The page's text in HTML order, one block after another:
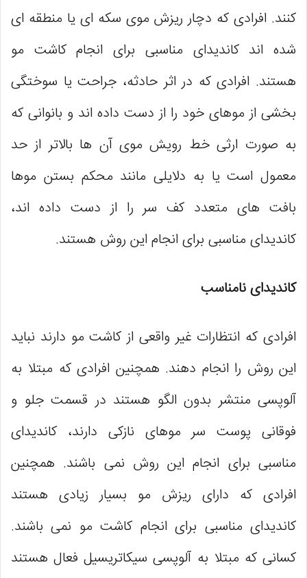
کنند. افرادی که دچار ریزش موی سکه‌ ای یا منطقه‌ ای
شده ‌اند کاندیدای مناسبی برای انجام کاشت مو
هستند. افرادی که در اثر حادثه، جراحت یا سوختگی
بخشی از موهای خود را از دست داده اند و بانوانی که
به صورت ارثی خط رویش موی آن ها بالاتر از حد
معمول است یا به دلایلی مانند محکم بستن موها
بافت‌ های متعدد کف سر را از دست داده ‌اند،
کاندیدای مناسبی برای انجام این روش هستند.
کاندیدای نامناسب
افرادی که انتظارات غیر واقعی از کاشت مو دارند نباید
این روش را انجام دهند. همچنین افرادی که مبتلا به
آلوپسی منتشر بدون الگو هستند در قسمت جلو و
فوقانی پوست سر موهای نازکی دارند، کاندیدای
مناسبی برای انجام این روش نمی ‌باشند. همچنین
افرادی که دارای ریزش مو بسیار زیادی هستند
کاندیدای مناسبی برای انجام کاشت مو نمی ‌باشند.
کسانی که مبتلا به آلوپسی سیکاتریسیل فعال هستند